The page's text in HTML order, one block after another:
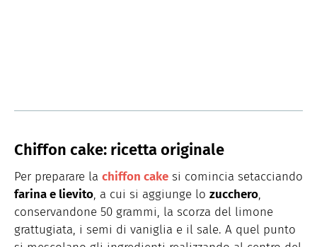
Chiffon cake: ricetta originale
Per preparare la chiffon cake si comincia setacciando
farina e lievito, a cui si aggiunge lo zucchero,
conservandone 50 grammi, la scorza del limone
grattugiata, i semi di vaniglia e il sale. A quel punto